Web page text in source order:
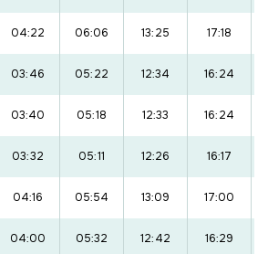
04:22 06:06 13:25 17:18
03:46 05:22 12:34 16:24
03:40 05:18 12:33 16:24
03:32 05:11 12:26 16:17
04:16 05:54 13:09 17:00
04:00 05:32 12:42 16:29